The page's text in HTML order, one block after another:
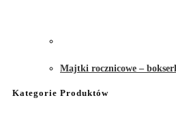
Majtki rocznicowe –
Kategorie Produktów